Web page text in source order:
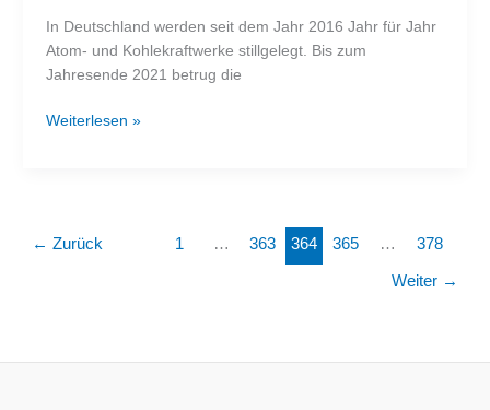
In Deutschland werden seit dem Jahr 2016 Jahr für Jahr
Atom- und Kohlekraftwerke stillgelegt. Bis zum
Jahresende 2021 betrug die
Kraftwerk
Weiterlesen »
← Zurück 1 … 363 364 365 … 378
Weiter →